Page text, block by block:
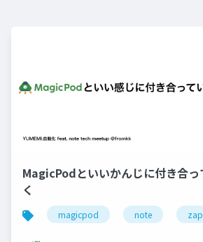
MagicPodといいかんじに付き合っ
く
magicpod note